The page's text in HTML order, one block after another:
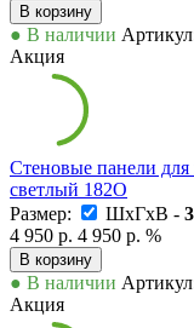
В корзину
● В наличии
Акция
Стеновые панели
светлый 182О
Размер:
ШxГxВ -
4 950 р. 4 950 р. %
В корзину
● В наличии
Акция